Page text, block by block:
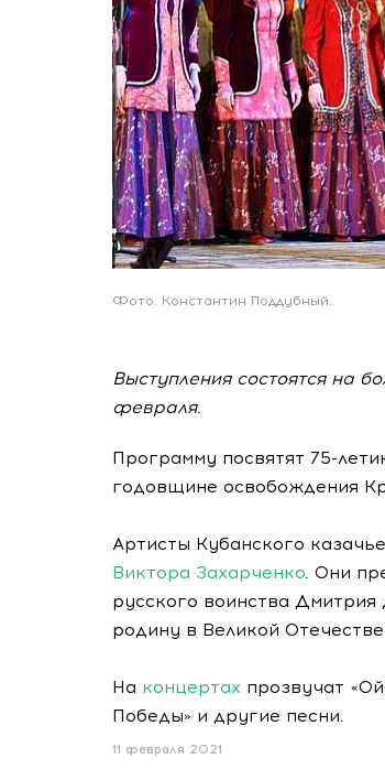
Фото: Константин Поддубный.
Выступления состоятся на
февраля.
Программу посвятят 75-
годовщине освобождения
Артисты Кубанского
Виктора Захарченко. Они
русского воинства
родину в Великой
На концертах прозвучат
Победы» и другие песни.
11 февраля 2021